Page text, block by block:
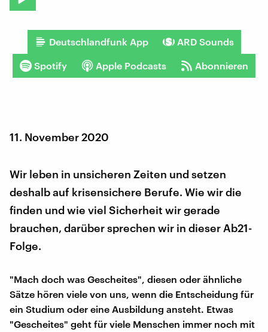
Deutschlandfunk App ARD Sounds
Spotify Apple Podcasts Abonnieren
11. November 2020
Wir leben in unsicheren Zeiten und setzen
deshalb auf krisensichere Berufe. Wie wir die
finden und wie viel Sicherheit wir gerade
brauchen, darüber sprechen wir in dieser Ab21-
Folge.
"Mach doch was Gescheites", diesen oder ähnliche
Sätze hören viele von uns, wenn die Entscheidung für
ein Studium oder eine Ausbildung ansteht. Etwas
"Gescheites" geht für viele Menschen immer noch mit